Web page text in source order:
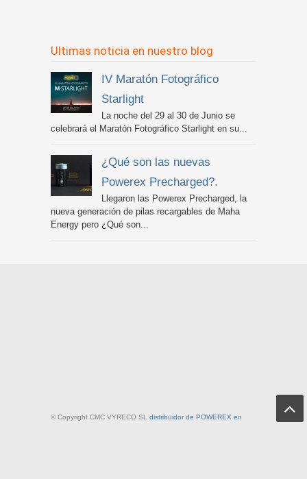
Ultimas noticia en nuestro blog
IV Maratón Fotográfico
Starlight
La noche del 29 al 30 de Junio se
celebrará el Maratón Fotográfico Starlight en su...
¿Qué son las nuevas
Powerex Precharged?.
Llegaron las Powerex Precharged, la
nueva generación de pilas recargables de Maha
Energy pero ¿Qué son...
© Copyright CMC VYRECO SL distribuidor de POWEREX en